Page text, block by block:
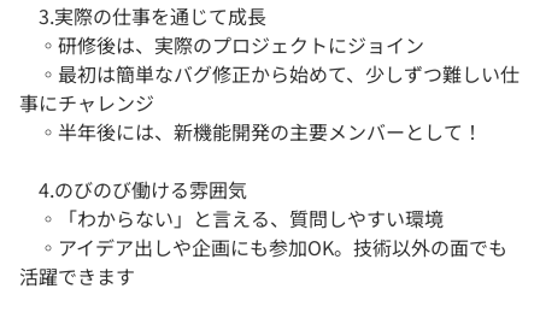
3.実際の仕事を通じて成長
◦研修後は、実際のプロジェクトにジョイン
◦最初は簡単なバグ修正から始めて、少しずつ難しい仕
事にチャレンジ
◦半年後には、新機能開発の主要メンバーとして！
4.のびのび働ける雰囲気
◦「わからない」と言える、質問しやすい環境
◦アイデア出しや企画にも参加OK。技術以外の面でも
活躍できます